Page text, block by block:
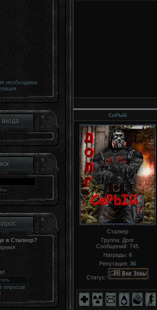
необходима
в Сталкер?
опросов
СеРЬIй
Сталкер
Группа: Долг
Сообщений: 745
Награды: 6
Репутация: 36
Статус: